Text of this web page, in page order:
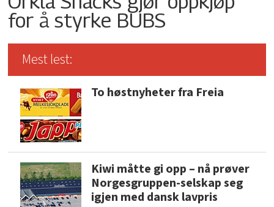
for å styrke BUBS
Mest lest:
To høstnyheter fra Freia
Kiwi måtte gi opp – nå prøver
Norgesgruppen-selskap seg
igjen med dansk lavpris